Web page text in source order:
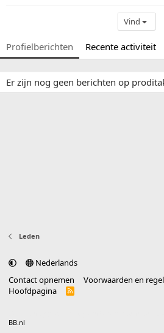
Vind
Profielberichten Recente activiteit
Er zijn nog geen berichten op
Leden
Nederlands
Contact opnemen
Voorwaarden en
Hoofdpagina
R
BB.nl